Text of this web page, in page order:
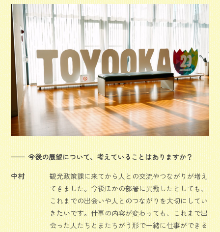
今後の展望について、考えていることはありますか？
中村
観光政策課に来てから人との交流やつながりが増え
てきました。今後ほかの部署に異動したとしても、
これまでの出会いや人とのつながりを大切にしてい
きたいです。仕事の内容が変わっても、これまで出
会った人たちとまたちがう形で一緒に仕事ができる